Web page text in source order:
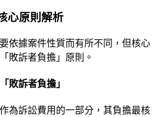
心原則解析
依據案件性質而有所不同，但核心
敗訴者負擔」原則。
敗訴者負擔」
為訴訟費用的一部分，其負擔最核